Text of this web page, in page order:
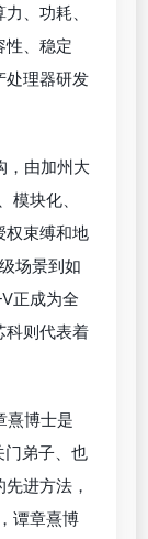
、功耗、
性、稳定
处理器研发
，由加州大
块化、
权束缚和地
场景到如
正成为全
科则代表着
熹博士是
弟子、也
进方法，
谭章熹博